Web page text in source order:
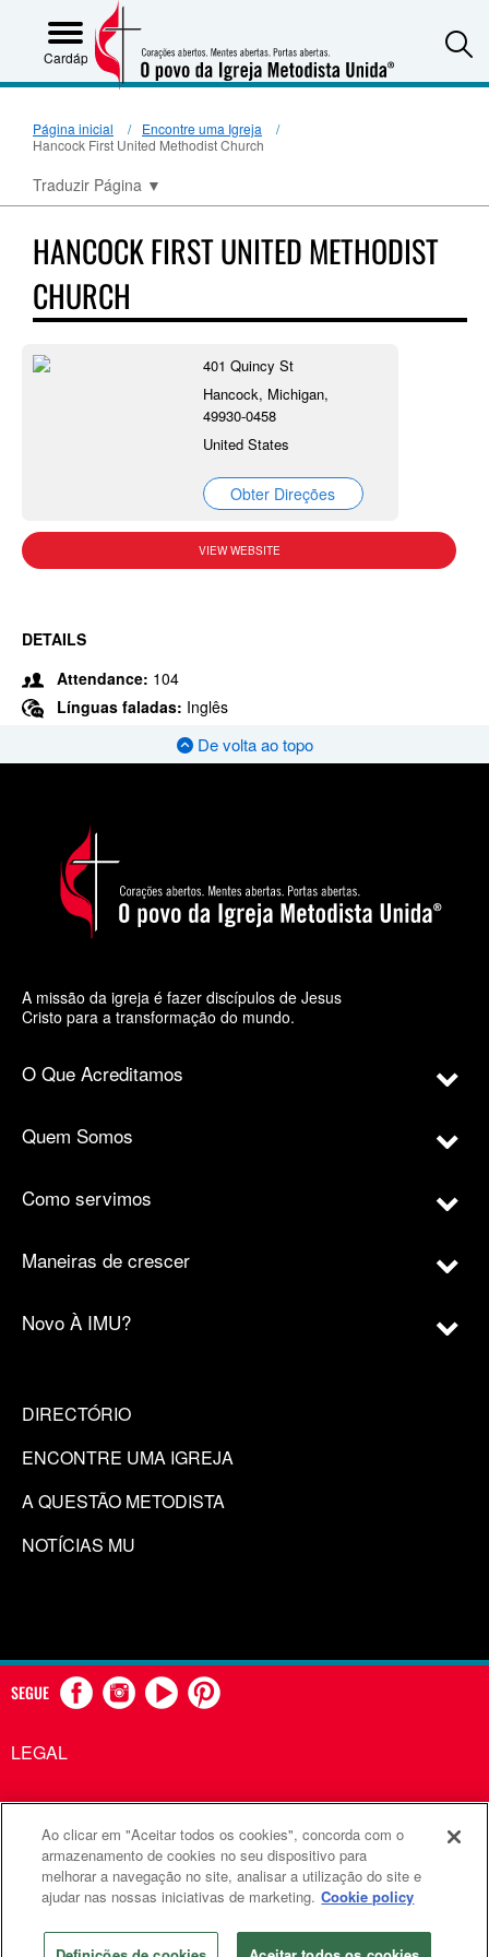
Cardápio
Página inicial
Encontre uma Igreja
Hancock First United Methodist Church
Traduzir Página ▼
HANCOCK FIRST UNITED METHODIST
CHURCH
401 Quincy St
Hancock, Michigan,
49930-0458
United States
Obter Direções
VIEW WEBSITE
DETAILS
Attendance: 104
Línguas faladas: Inglês
De volta ao topo
A missão da igreja é fazer discípulos de Jesus
Cristo para a transformação do mundo.
O Que Acreditamos
Quem Somos
Como servimos
Maneiras de crescer
Novo À IMU?
DIRECTÓRIO
ENCONTRE UMA IGREJA
A QUESTÃO METODISTA
NOTÍCIAS MU
SEGUE
LEGAL
Comunicações Metodistas Unidas é uma agência da Igreja
Metodista Unida
©2026 Comunicações Metodistas Unidas. Todos os direitos
reservados
Ao clicar em "Aceitar todos os cookies", concorda com o
armazenamento de cookies no seu dispositivo para
melhorar a navegação no site, analisar a utilização do site e
ajudar nas nossas iniciativas de marketing. Cookie policy